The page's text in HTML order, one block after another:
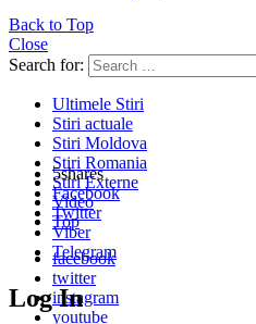
Back to Top
Close
Search for:
Ultimele Stiri
Stiri actuale
Stiri Moldova
Stiri Romania
Stiri Externe
Video
Top
facebook
twitter
instagram
youtube
5shares
Facebook
Twitter
Viber
Telegram
Log In